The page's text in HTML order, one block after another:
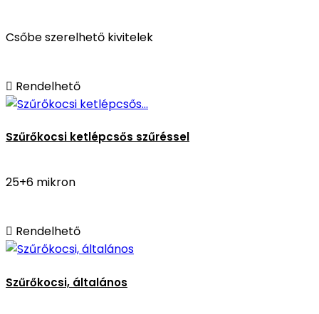
Csőbe szerelhető kivitelek
 Rendelhető
Szűrőkocsi ketlépcsős szűréssel
25+6 mikron
 Rendelhető
Szűrőkocsi, általános